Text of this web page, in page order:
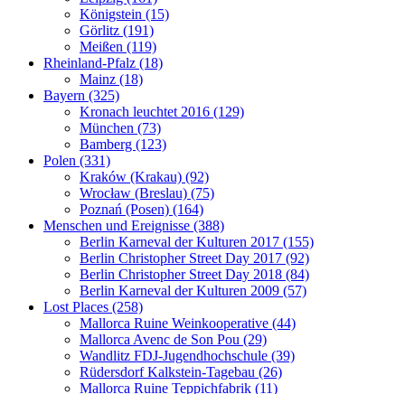
Königstein (15)
Görlitz (191)
Meißen (119)
Rheinland-Pfalz (18)
Mainz (18)
Bayern (325)
Kronach leuchtet 2016 (129)
München (73)
Bamberg (123)
Polen (331)
Kraków (Krakau) (92)
Wrocław (Breslau) (75)
Poznań (Posen) (164)
Menschen und Ereignisse (388)
Berlin Karneval der Kulturen 2017 (155)
Berlin Christopher Street Day 2017 (92)
Berlin Christopher Street Day 2018 (84)
Berlin Karneval der Kulturen 2009 (57)
Lost Places (258)
Mallorca Ruine Weinkooperative (44)
Mallorca Avenc de Son Pou (29)
Wandlitz FDJ-Jugendhochschule (39)
Rüdersdorf Kalkstein-Tagebau (26)
Mallorca Ruine Teppichfabrik (11)